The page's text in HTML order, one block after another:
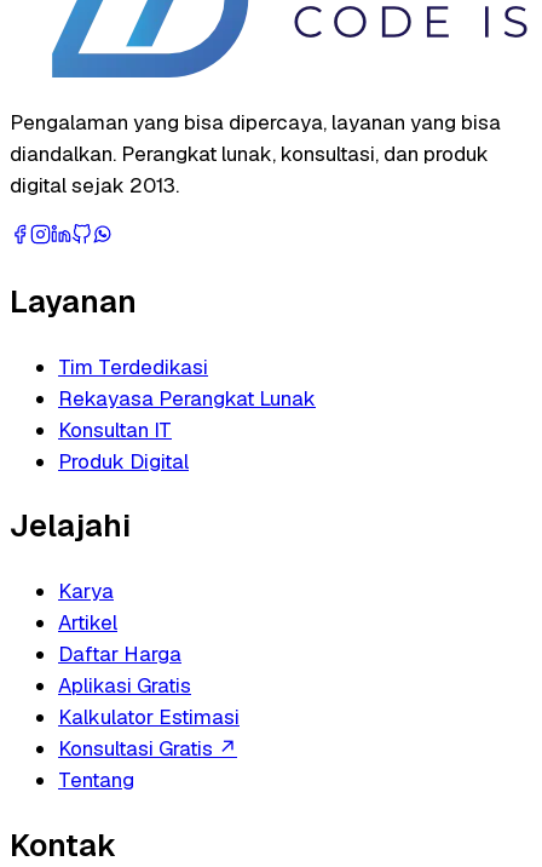
Pengalaman yang bisa dipercaya, layanan yang bisa
diandalkan. Perangkat lunak, konsultasi, dan produk
digital sejak 2013.
Layanan
Tim Terdedikasi
Rekayasa Perangkat Lunak
Konsultan IT
Produk Digital
Jelajahi
Karya
Artikel
Daftar Harga
Aplikasi Gratis
Kalkulator Estimasi
Konsultasi Gratis ↗
Tentang
Kontak